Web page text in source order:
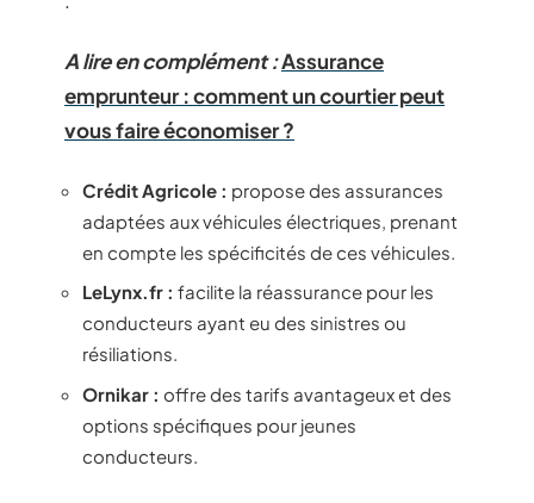
A lire en complément :Assurance
emprunteur : comment un courtier peut
vous faire économiser ?
Crédit Agricole : propose des assurances
adaptées aux véhicules électriques, prenant
en compte les spécificités de ces véhicules.
LeLynx.fr : facilite la réassurance pour les
conducteurs ayant eu des sinistres ou
résiliations.
Ornikar : offre des tarifs avantageux et des
options spécifiques pour jeunes
conducteurs.